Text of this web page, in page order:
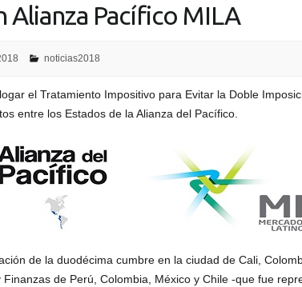
Alianza Pacífico MILA
noticias2018
el Tratamiento Impositivo para Evitar la Doble
entre los Estados de la Alianza del Pacífico.
de la duodécima cumbre en la ciudad de Cali,
Finanzas de Perú, Colombia, México y Chile -que fue